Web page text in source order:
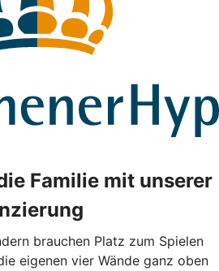
Familie mit unserer
brauchen Platz zum Spielen
eigenen vier Wände ganz oben